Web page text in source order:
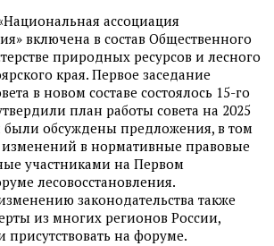
ассоциация
включена в состав Общественного
природных ресурсов и лесного
края. Первое заседание
в новом составе состоялось 15-го
план работы совета на 2025
были обсуждены предложения, в том
в нормативные правовые
участниками на Первом
лесовосстановления.
законодательства также
из многих регионов России,
присутствовать на форуме.